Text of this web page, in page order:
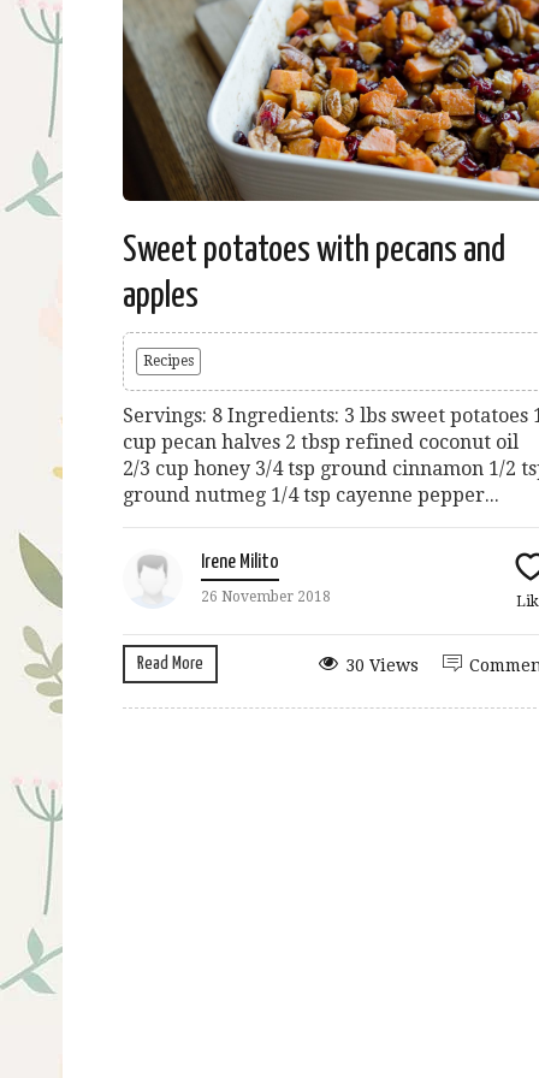
Sweet potatoes with pecans and
apples
Recipes
Servings: 8 Ingredients: 3 lbs sweet potatoes
cup pecan halves 2 tbsp refined coconut oil
2/3 cup honey 3/4 tsp ground cinnamon 1/2
ground nutmeg 1/4 tsp cayenne pepper...
Irene Milito
26 November 2018
Read More 30 Views